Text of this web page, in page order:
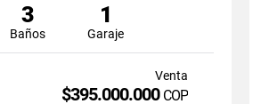
3
Baños
1
Garaje
Venta
$395.000.000 COP